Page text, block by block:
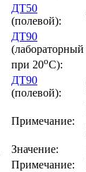
ДТ50
(полевой):
ДТ90
(лабораторный
при 20oC):
ДТ90
(полевой):
Примечание:
Значение:
Примечание: